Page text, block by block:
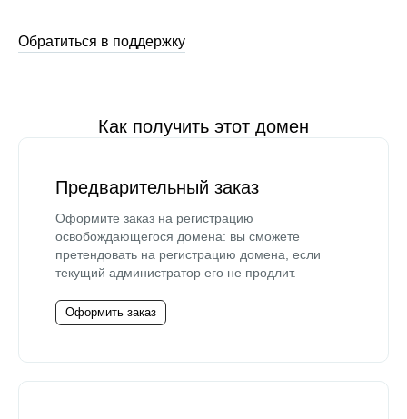
Обратиться в поддержку
Как получить этот домен
Предварительный заказ
Оформите заказ на регистрацию
освобождающегося домена: вы сможете
претендовать на регистрацию домена, если
текущий администратор его не продлит.
Оформить заказ